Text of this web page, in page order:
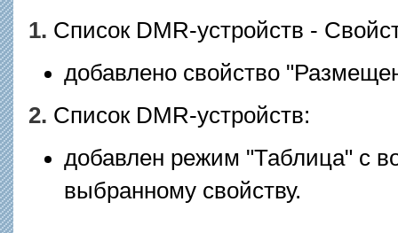
1. Список DMR-устройств -
добавлено свойство
2. Список DMR-устройств:
добавлен режим "Таблица" с
выбранному свойству.